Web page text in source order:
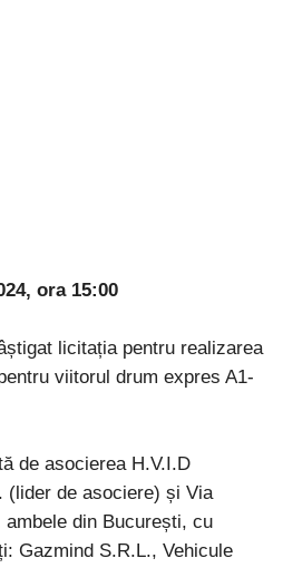
ora 15:00
licitația pentru realizarea
viitorul drum expres A1-
de asocierea H.V.I.D
(lider de asociere) și Via
din București, cu
Gazmind S.R.L., Vehicule